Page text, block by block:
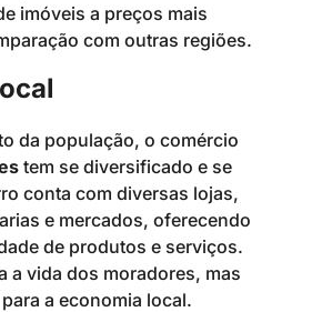
imóveis a preços mais
com outras regiões.
da população, o comércio
tem se diversificado e se
conta com diversas lojas,
e mercados, oferecendo
de produtos e serviços.
a vida dos moradores, mas
a economia local.